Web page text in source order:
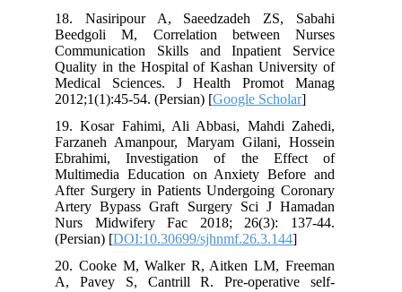
18. Nasiripour A, Saeedzadeh ZS, Sabahi
Beedgoli M, Correlation between Nurses
Communication Skills and Inpatient Service
Quality in the Hospital of Kashan University of
Medical Sciences. J Health Promot Manag
2012;1(1):45-54. (Persian) [Google Scholar
19. Kosar Fahimi, Ali Abbasi, Mahdi Zahedi,
Farzaneh Amanpour, Maryam Gilani, Hossein
Ebrahimi, Investigation of the Effect of
Multimedia Education on Anxiety Before and
After Surgery in Patients Undergoing Coronary
Artery Bypass Graft Surgery Sci J Hamadan
Nurs Midwifery Fac 2018; 26(3): 137-44.
(Persian) [DOI:10.30699/sjhnmf.26.3.144
20. Cooke M, Walker R, Aitken LM, Freeman
A, Pavey S, Cantrill R. Pre-operative self-